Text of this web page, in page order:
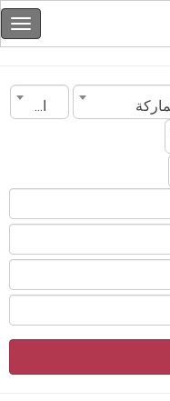
الموديل